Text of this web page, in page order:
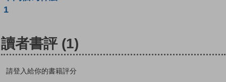
1
讀者書評 (1)
請登入給你的書籍評分